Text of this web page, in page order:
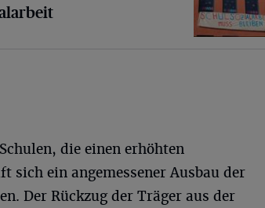
die einen erhöhten
sich ein angemessener Ausbau der
Der Rückzug der Träger aus der